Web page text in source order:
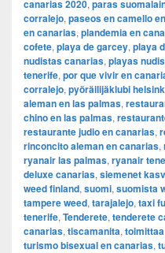
canarias 2020, paras
corralejo, paseos en camello
en canarias, plandemia en
cofete, playa de garcey, playa
nudistas canarias, playas
tenerife, por que vivir en
corralejo, pyöräilijäklubi
aleman en las palmas,
chino en las palmas,
restaurante judio en canarias,
rinconcito aleman en canarias,
ryanair las palmas, ryanair
deluxe canarias, siemenet
weed finland, suomi, suomista
tampere weed, tarajalejo, taxi
tenerife, Tenderete, tenderete
canarias, tiscamanita,
turismo bisexual en canarias,